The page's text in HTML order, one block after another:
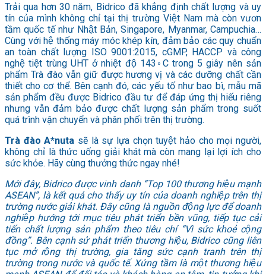
Trải qua hơn 30 năm, Bidrico đã khẳng định chất lượng và uy
tín của mình không chỉ tại thị trường Việt Nam mà còn vươn
tầm quốc tế như Nhật Bản, Singapore, Myanmar, Campuchia…
Cùng với hệ thống máy móc khép kín, đảm bảo các quy chuẩn
an toàn chất lượng ISO 9001:2015, cGMP, HACCP và công
nghệ tiệt trùng UHT ở nhiệt độ 143◦C trong 5 giây nên sản
phẩm Trà đào vẫn giữ được hương vị và các dưỡng chất cần
thiết cho cơ thể. Bên cạnh đó, các yếu tố như bao bì, mẫu mã
sản phẩm đều được Bidrico đầu tư để đáp ứng thị hiếu riêng
nhưng vẫn đảm bảo được chất lượng sản phẩm trong suốt
quá trình vận chuyển và phân phối trên thị trường.
Trà đào A*nuta sẽ là sự lựa chọn tuyệt hảo cho mọi người,
không chỉ là thức uống giải khát mà còn mang lại lợi ích cho
sức khỏe. Hãy cùng thưởng thức ngay nhé!
Mới đây, Bidrico được vinh danh “Top 100 thương hiệu mạnh
ASEAN”, là kết quả cho thấy uy tín của doanh nghiệp trên thị
trường nước giải khát. Đây cũng là nguồn động lực để doanh
nghiệp hướng tới mục tiêu phát triển bền vũng, tiếp tục cải
tiến chất lượng sản phẩm theo tiêu chí “Vì sức khoẻ cộng
đồng”. Bên cạnh sử phát triển thương hiệu, Bidrico cũng liên
tục mở rộng thị trường, gia tăng sức cạnh tranh trên thị
trường trong nước và quốc tế. Xứng tầm là một thương hiệu